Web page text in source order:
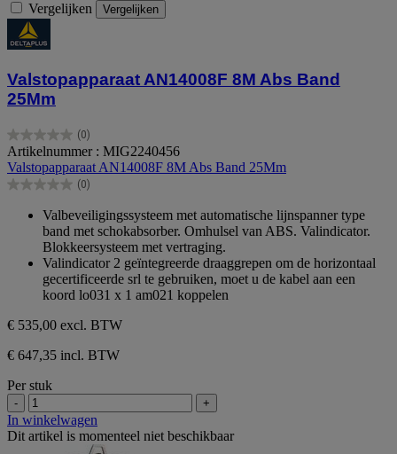
Vergelijken Vergelijken
Valstopapparaat AN14008F 8M Abs Band
25Mm
(0)
0.0
van
de
5
Artikelnummer : MIG2240456
Valstopapparaat AN14008F 8M Abs Band 25Mm
(0)
0.0
sterren.
Valbeveiligingssysteem met automatische lijnspanner type
band met schokabsorber. Omhulsel van ABS. Valindicator.
Blokkeersysteem met vertraging.
Valindicator 2 geïntegreerde draaggrepen om de horizontaal
gecertificeerde srl te gebruiken, moet u de kabel aan een
koord lo031 x 1 am021 koppelen
€ 535,00 excl. BTW
€ 647,35 incl. BTW
Per stuk
- +
In winkelwagen
Dit artikel is momenteel niet beschikbaar